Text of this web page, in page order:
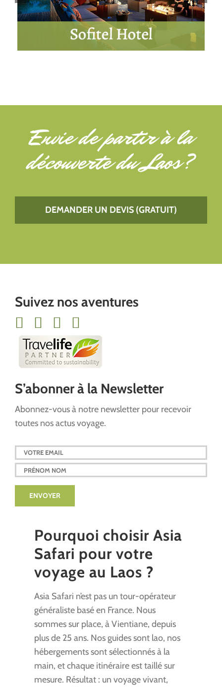
Envie de partir àla
découverte du Laos?
DEMANDER UN DEVIS (GRATUIT)
Suivez nos aventures
S’abonner à la Newsletter
Abonnez-vous à notre newsletter pour recevoir
toutes nos actus voyage.
Pourquoi choisir Asia
Safari pour votre
voyage au Laos ?
Asia Safari n’est pas un tour-opérateur
généraliste basé en France. Nous
sommes sur place, à Vientiane, depuis
plus de 25 ans. Nos guides sont lao, nos
hébergements sont sélectionnés à la
main, et chaque itinéraire est taillé sur
mesure. Résultat : un voyage vivant,